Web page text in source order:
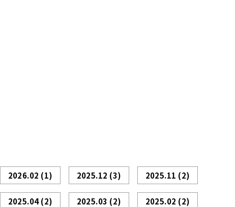
2026.02 (1) 2025.12 (3) 2025.11 (2)
2025.04(2) 2025.03 (2) 2025.02 (2)